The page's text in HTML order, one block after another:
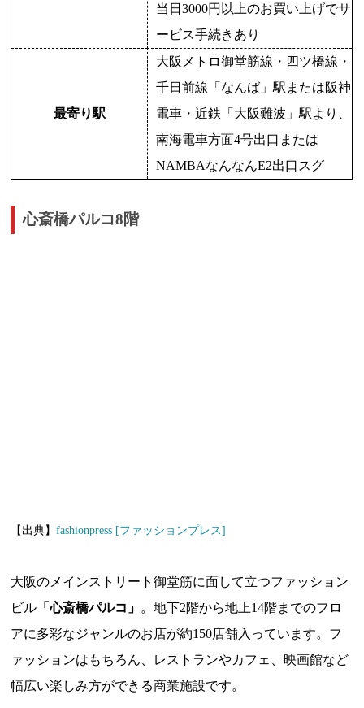
当日3000円以上のお買い上げでサ
ービス手続きあり
最寄り駅
大阪メトロ御堂筋線・四ツ橋線・
千日前線「なんば」駅または阪神
電車・近鉄「大阪難波」駅より、
南海電車方面4号出口または
NAMBAなんなんE2出口スグ
心斎橋パルコ8階
【出典】fashionpress [ファッションプレス]
大阪のメインストリート御堂筋に面して立つファッション
ビル 「心斎橋パルコ」 。地下2階から地上14階までのフロ
アに多彩なジャンルのお店が約150店舗入っています。フ
ァッションはもちろん、レストランやカフェ、映画館など
幅広い楽しみ方ができる商業施設です。